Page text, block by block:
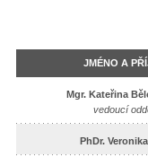
JMÉNO A
Mgr. Kateřina
vedoucí
PhDr.